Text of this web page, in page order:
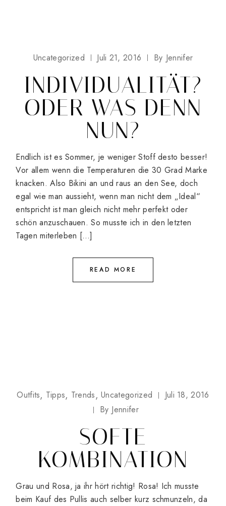
Uncategorized Juli 21, 2016 By Jennifer
INDIVIDUALITÄT?
ODER WAS DENN
NUN?
Endlich ist es Sommer, je weniger Stoff desto besser!
Vor allem wenn die Temperaturen die 30 Grad Marke
knacken. Also Bikini an und raus an den See, doch
egal wie man aussieht, wenn man nicht dem „Ideal“
entspricht ist man gleich nicht mehr perfekt oder
schön anzuschauen. So musste ich in den letzten
Tagen miterleben […]
READ MORE
Outfits Tipps Trends Uncategorized
Juli 18, 2016
By Jennifer
SOFTE
KOMBINATION
Grau und Rosa, ja ihr hört richtig! Rosa! Ich musste
beim Kauf des Pullis auch selber kurz schmunzeln, da